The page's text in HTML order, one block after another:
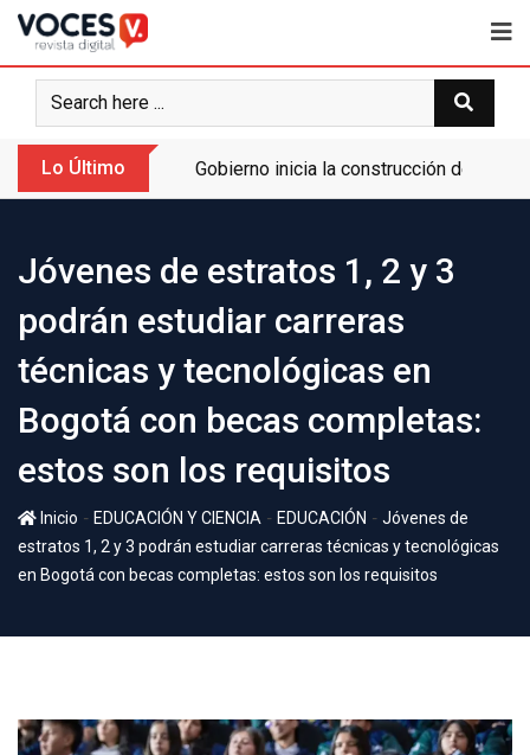
Lo Último Gobierno inicia la construcción de la
Jóvenes de estratos 1, 2 y 3
podrán estudiar carreras
técnicas y tecnológicas en
Bogotá con becas completas:
estos son los requisitos
Inicio - EDUCACIÓN Y CIENCIA - EDUCACIÓN - Jóvenes de
estratos 1, 2 y 3 podrán estudiar carreras técnicas y tecnológicas
en Bogotá con becas completas: estos son los requisitos